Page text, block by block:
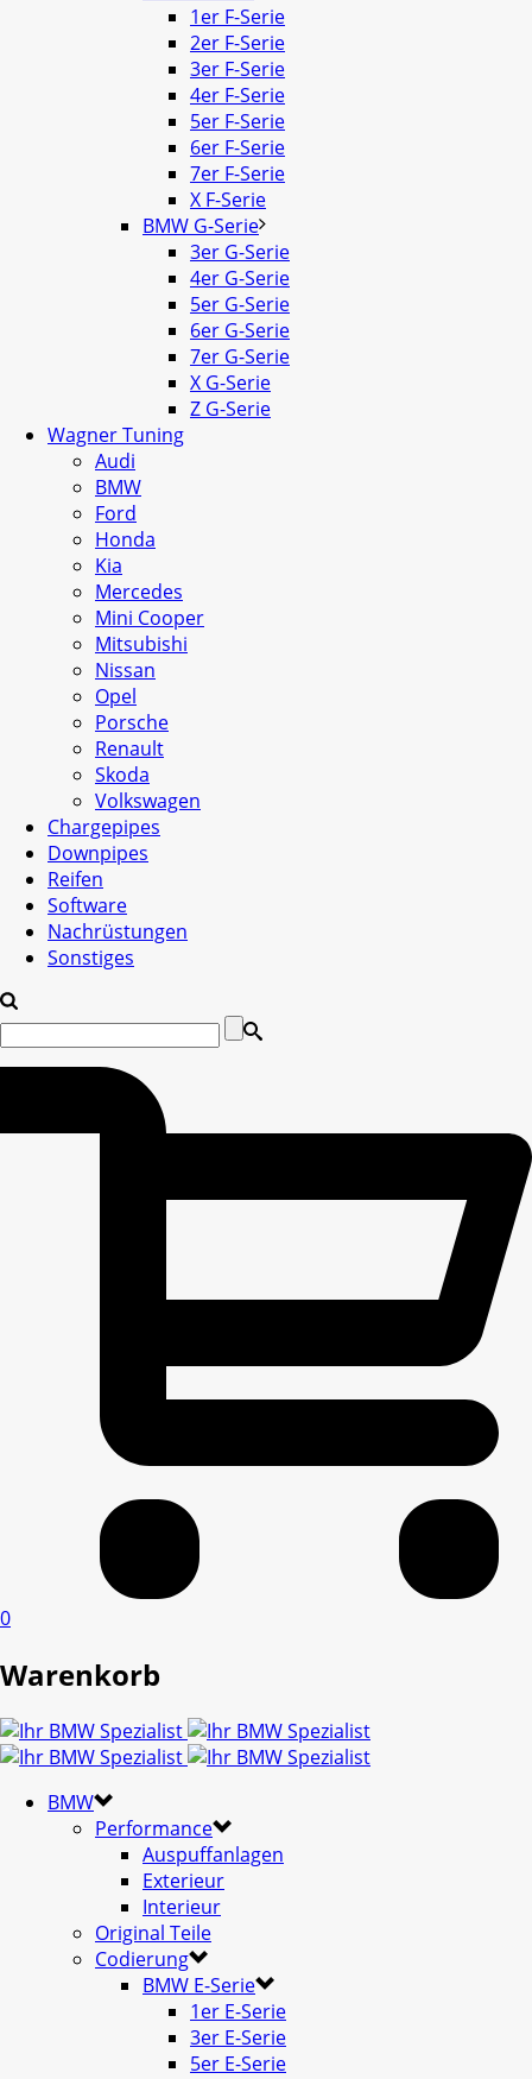
1er F-Serie
2er F-Serie
3er F-Serie
4er F-Serie
5er F-Serie
6er F-Serie
7er F-Serie
X F-Serie
BMW G-Serie
3er G-Serie
4er G-Serie
5er G-Serie
6er G-Serie
7er G-Serie
X G-Serie
Z G-Serie
Wagner Tuning
Audi
BMW
Ford
Honda
Kia
Mercedes
Mini Cooper
Mitsubishi
Nissan
Opel
Porsche
Renault
Skoda
Volkswagen
Chargepipes
Downpipes
Reifen
Software
Nachrüstungen
Sonstiges
0
Warenkorb
BMW
Performance
Auspuffanlagen
Exterieur
Interieur
Original Teile
Codierung
BMW E-Serie
1er E-Serie
3er E-Serie
5er E-Serie